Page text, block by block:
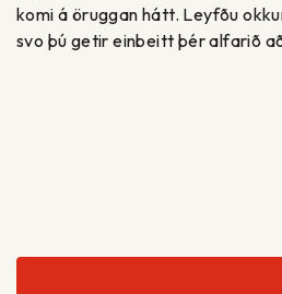
komi á öruggan hátt. Leyfðu
svo þú getir einbeitt þér alfarið